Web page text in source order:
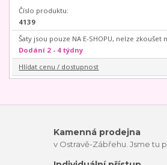
Číslo produktu:
4139
Šaty jsou pouze NA E-SHOPU, nelze zkoušet
Dodání 2 - 4 týdny
Hlídat cenu / dostupnost
Kamenná prodejna
v Ostravě-Zábřehu. Jsme tu